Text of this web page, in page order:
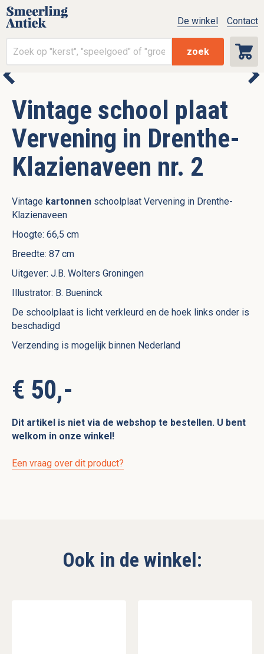
zoek
De winkel Contact
Vintage school plaat
Vervening in Drenthe-
Klazienaveen nr. 2
Vintage kartonnen schoolplaat Vervening in Drenthe-
Klazienaveen
Hoogte: 66,5 cm
Breedte: 87 cm
Uitgever: J.B. Wolters Groningen
Illustrator: B. Bueninck
De schoolplaat is licht verkleurd en de hoek links onder is
beschadigd
Verzending is mogelijk binnen Nederland
€ 50,-
Dit artikel is niet via de webshop te bestellen. U bent
welkom in onze winkel!
Een vraag over dit product?
Ook in de winkel: